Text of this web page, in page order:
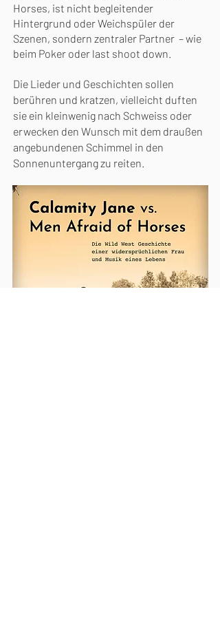
Horses, ist nicht begleitender
Hintergrund oder Weichspüler der
Szenen, sondern zentraler Partner – wie
beim Poker oder last shoot down.
Die Lieder und Geschichten sollen
berühren und kratzen, vielleicht duften
sie ein kleinwenig nach Schweiss oder
erwecken den Wunsch mit dem draußen
angebundenen Schimmel in den
Sonnenuntergang zu reiten.